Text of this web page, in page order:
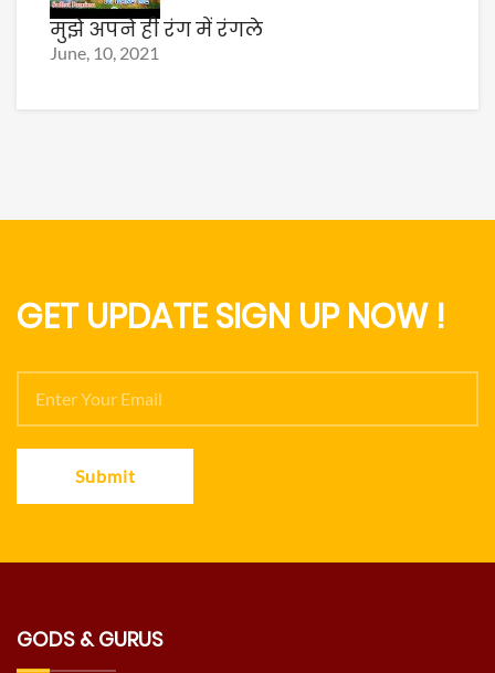
मुझे अपने ही रंग में रंगले
June, 10, 2021
GET UPDATE SIGN UP NOW !
Submit
GODS & GURUS